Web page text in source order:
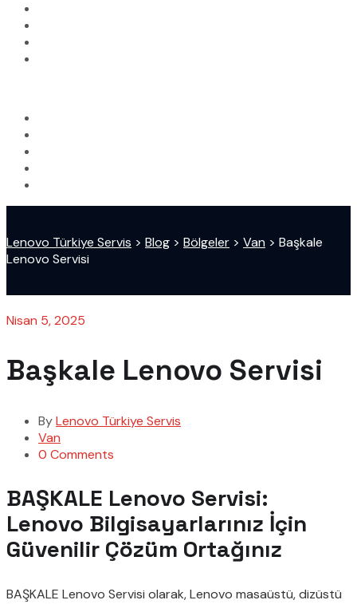
Lenovo Türkiye Servis > Blog > Bölgeler > Van > Başkale
Lenovo Servisi
Nisan 5, 2025
Başkale Lenovo Servisi
ByLenovo Türkiye Servis
Van
0 Comments
BAŞKALE Lenovo Servisi:
Lenovo Bilgisayarlarınız İçin
Güvenilir Çözüm Ortağınız
BAŞKALE Lenovo Servisi olarak, Lenovo masaüstü, dizüstü